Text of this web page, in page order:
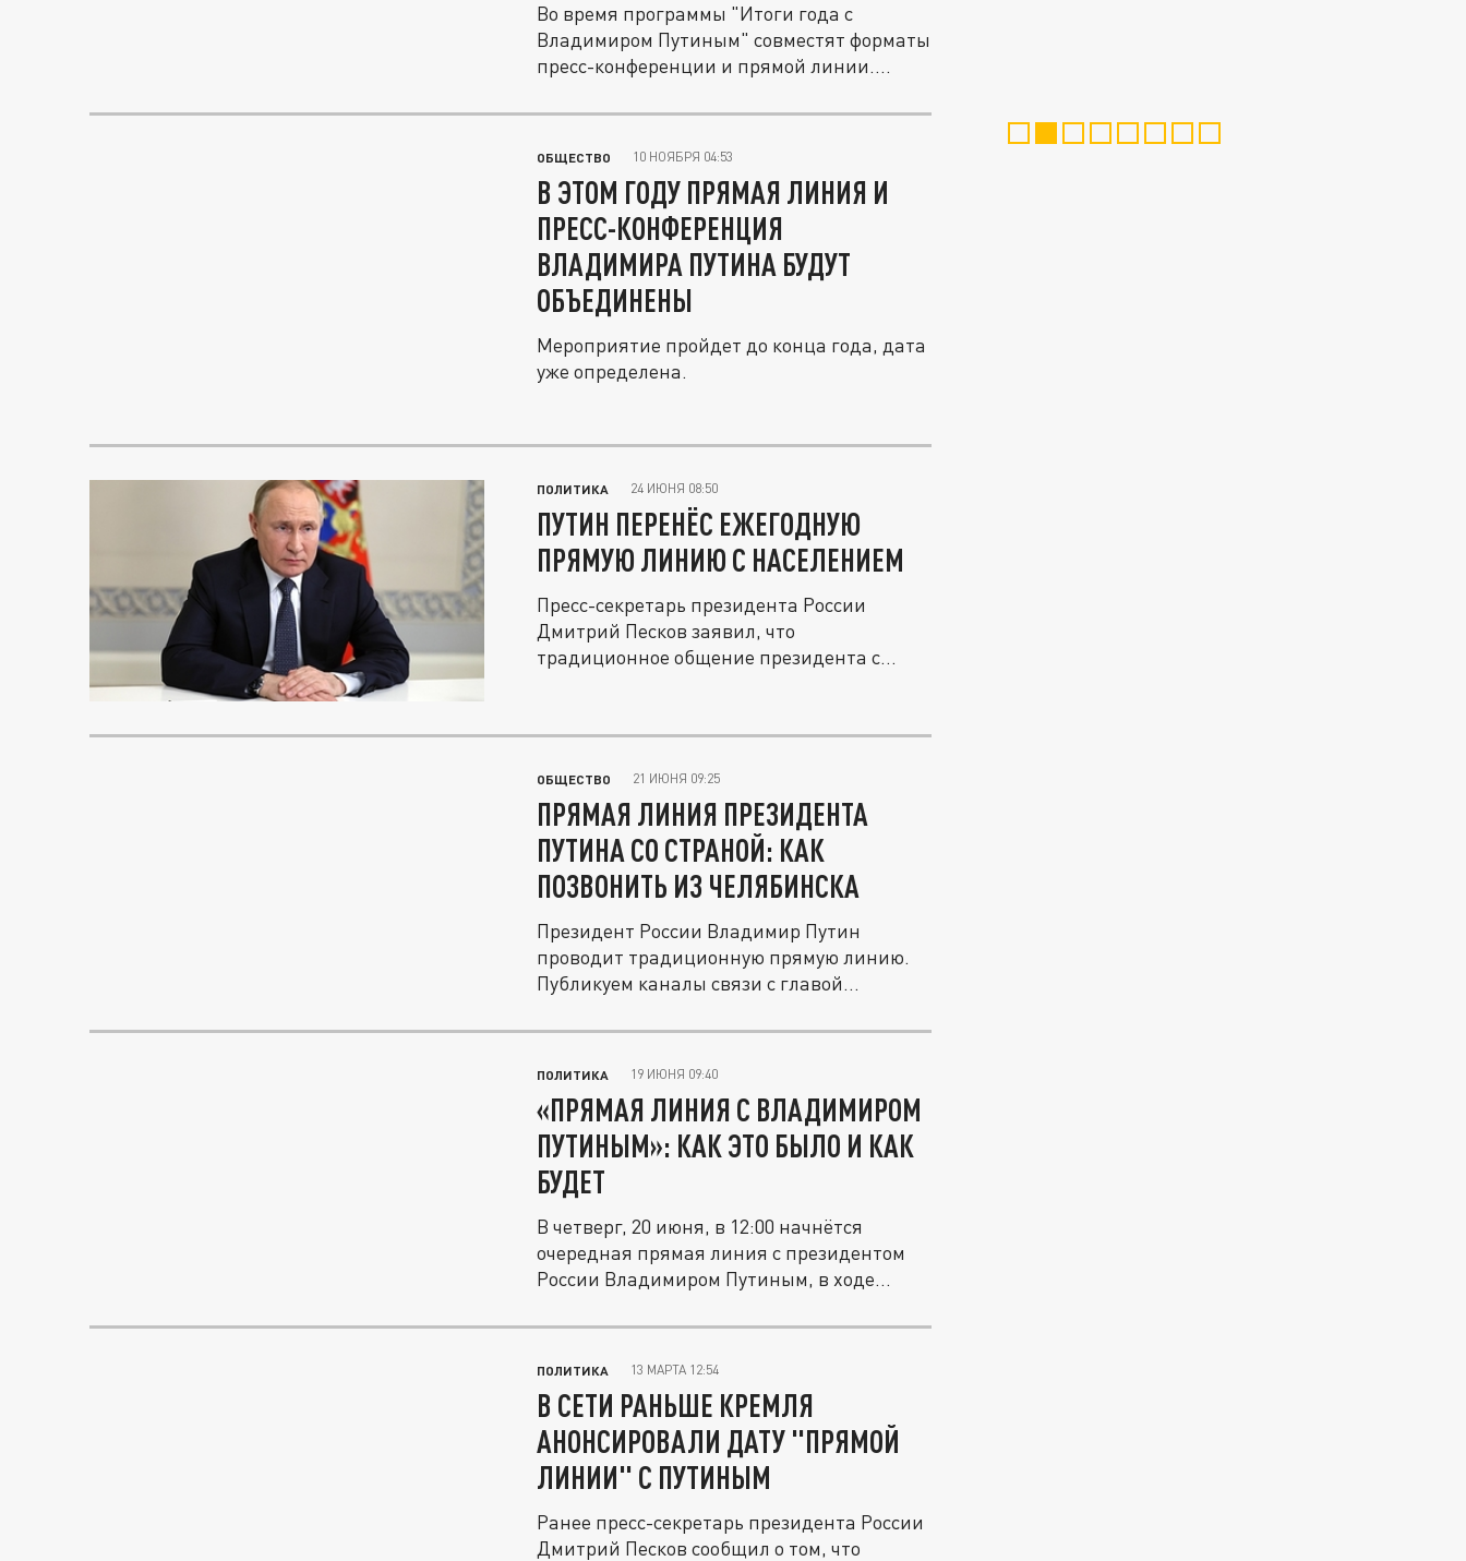
Во время программы "Итоги года с
Владимиром Путиным" совместят форматы
пресс-конференции и прямой линии....
ОБЩЕСТВО 10 НОЯБРЯ 04:53
В ЭТОМ ГОДУ ПРЯМАЯ ЛИНИЯ И
ПРЕСС-КОНФЕРЕНЦИЯ
ВЛАДИМИРА ПУТИНА БУДУТ
ОБЪЕДИНЕНЫ
Мероприятие пройдет до конца года, дата
уже определена.
ПОЛИТИКА 24 ИЮНЯ 08:50
ПУТИН ПЕРЕНЁС ЕЖЕГОДНУЮ
ПРЯМУЮ ЛИНИЮ С НАСЕЛЕНИЕМ
Пресс-секретарь президента России
Дмитрий Песков заявил, что
традиционное общение президента с
ОБЩЕСТВО 21 ИЮНЯ 09:25
ПРЯМАЯ ЛИНИЯ ПРЕЗИДЕНТА
ПУТИНА СО СТРАНОЙ: КАК
ПОЗВОНИТЬ ИЗ ЧЕЛЯБИНСКА
Президент России Владимир Путин
проводит традиционную прямую линию.
Публикуем каналы связи с главой...
ПОЛИТИКА 19 ИЮНЯ 09:40
«ПРЯМАЯ ЛИНИЯ С ВЛАДИМИРОМ
ПУТИНЫМ»: КАК ЭТО БЫЛО И КАК
БУДЕТ
В четверг, 20 июня, в 12:00 начнётся
очередная прямая линия с президентом
России Владимиром Путиным, в ходе...
ПОЛИТИКА 13 МАРТА 12:54
В СЕТИ РАНЬШЕ КРЕМЛЯ
АНОНСИРОВАЛИ ДАТУ "ПРЯМОЙ
ЛИНИИ" С ПУТИНЫМ
Ранее пресс-секретарь президента России
Дмитрий Песков сообщил о том, что